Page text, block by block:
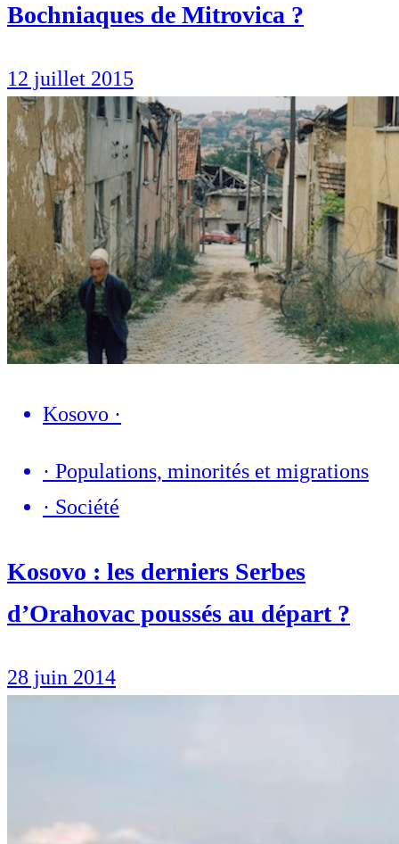
Bochniaques de Mitrovica ?
12 juillet 2015
Kosovo ·
· Populations, minorités et migrations
· Société
Kosovo : les derniers Serbes
d’Orahovac poussés au départ ?
28 juin 2014